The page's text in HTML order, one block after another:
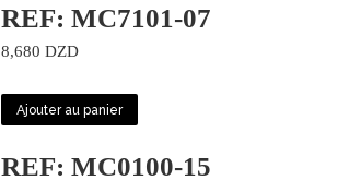
REF: MC7101-07
8,680 DZD
Ajouter au panier
REF: MC0100-15